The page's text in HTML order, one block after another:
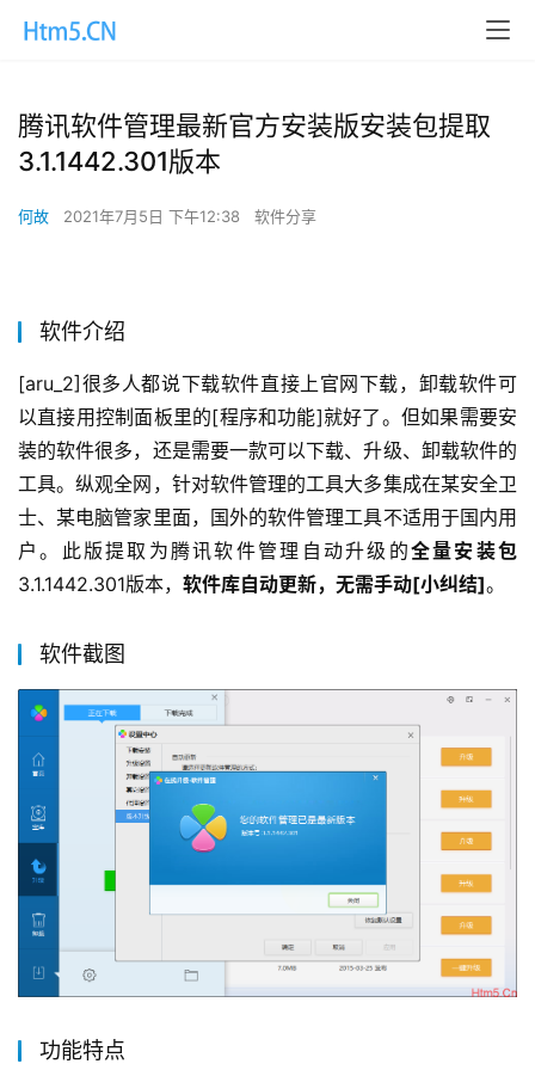
腾讯软件管理最新官方安装版安装包提取
3.1.1442.301版本
何故 2021年7月5日 下午12:38 软件分享
软件介绍
[aru_2]很多人都说下载软件直接上官网下载，卸载软件可
以直接用控制面板里的[程序和功能]就好了。但如果需要安
装的软件很多，还是需要一款可以下载、升级、卸载软件的
工具。纵观全网，针对软件管理的工具大多集成在某安全卫
士、某电脑管家里面，国外的软件管理工具不适用于国内用
户。此版提取为腾讯软件管理自动升级的全量安装包
3.1.1442.301版本， 软件库自动更新，无需手动[小纠结]。
软件截图
功能特点